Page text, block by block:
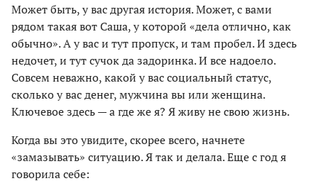
Может быть, у вас другая история. Может, с вами
рядом такая вот Саша, у которой «дела отлично, как
обычно». А у вас и тут пропуск, и там пробел. И здесь
недочет, и тут сучок да задоринка. И все надоело.
Совсем неважно, какой у вас социальный статус,
сколько у вас денег, мужчина вы или женщина.
Ключевое здесь — а где же я? Я живу не свою жизнь.
Когда вы это увидите, скорее всего, начнете
«замазывать» ситуацию. Я так и делала. Еще с год я
говорила себе: